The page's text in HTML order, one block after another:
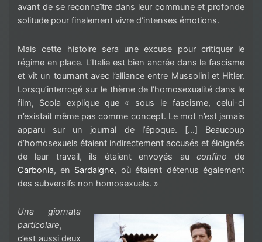
avant de se reconnaître dans leur commune et profonde
solitude pour finalement vivre d’intenses émotions.
Mais cette histoire sera une excuse pour critiquer le
régime en place. L’Italie est bien ancrée dans le fascisme
et vit un tournant avec l’alliance entre Mussolini et Hitler.
Lorsqu’interrogé sur le thème de l’homosexualité dans le
film, Scola explique que « sous le fascisme, celui-ci
n’existait même pas comme concept. Le mot n’est jamais
apparu sur un journal de l’époque. […] Beaucoup
d’homosexuels étaient indirectement accusés et éloignés
de leur travail, ils étaient envoyés au confino
de
Carbonia, en Sardaigne, où étaient détenus également
des subversifs non homosexuels. »
Una giornata
particolare,
c’est aussi deux